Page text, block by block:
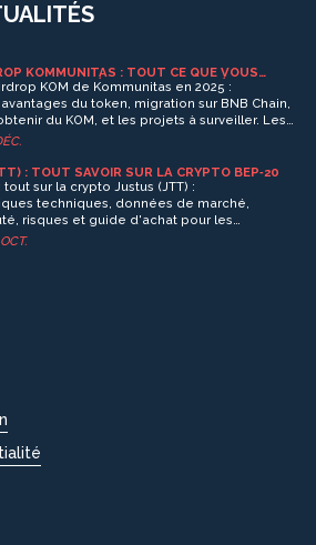
KOMMUNITAS : TOUT CE QUE VOUS
SUR LES RÉCOMPENSES, LES ÉTAPES ET
JOUR 2025
KOM de Kommunitas en 2025 :
du token, migration sur BNB Chain,
du KOM, et les projets à surveiller. Les
sont terminés, mais les opportunités
: TOUT SAVOIR SUR LA CRYPTO BEP‑20
sur la crypto Justus (JTT) :
techniques, données de marché,
risques et guide d'achat pour les